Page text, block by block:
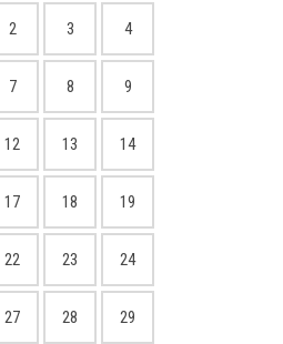
2 3 4
7 8 9
12 13 14
17 18 19
22 23 24
27 28 29